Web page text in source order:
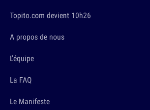
Topito.com devient 10h26
A propos de nous
L'équipe
La FAQ
Le Manifeste